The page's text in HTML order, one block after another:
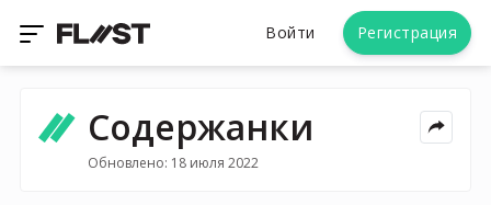
Войти Регистрация
Содержанки
Обновлено: 18 июля 2022